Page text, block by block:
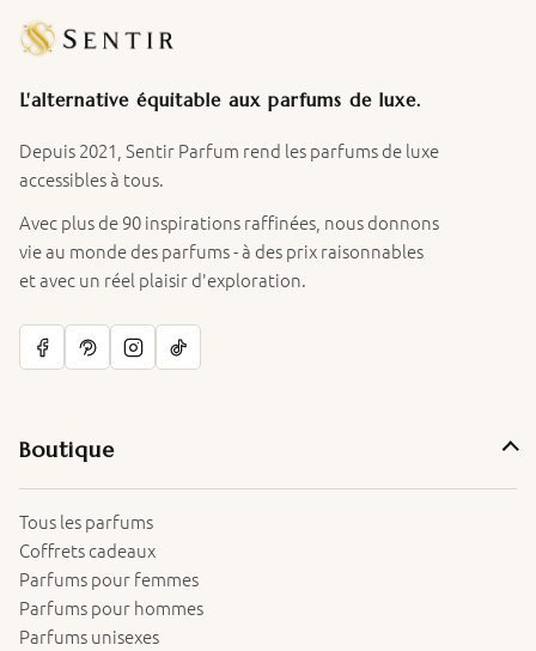
L'alternative équitable aux parfums de luxe.
Depuis 2021, Sentir Parfum rend les parfums de luxe
accessibles à tous.
Avec plus de 90 inspirations raffinées, nous donnons
vie au monde des parfums - à des prix raisonnables
et avec un réel plaisir d'exploration.
Boutique
Tous les parfums
Coffrets cadeaux
Parfums pour femmes
Parfums pour hommes
Parfums unisexes